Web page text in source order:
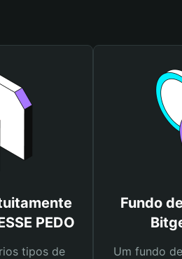
PEDO
tipos de
Fundo
Um fundo